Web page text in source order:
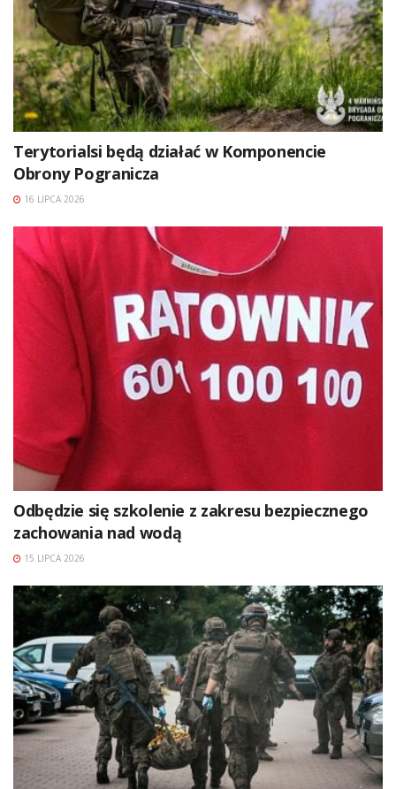
Terytorialsi będą działać w Komponencie
Obrony Pogranicza
16 LIPCA 2026
Odbędzie się szkolenie z zakresu bezpiecznego
zachowania nad wodą
15 LIPCA 2026